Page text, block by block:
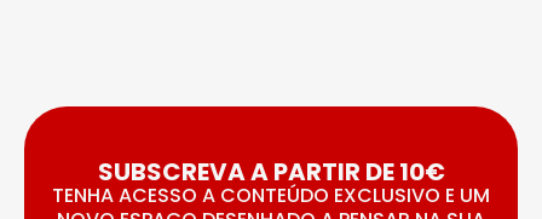
SUBSCREVA A PARTIR DE 10€
TENHA ACESSO A CONTEÚDO EXCLUSIVO E UM